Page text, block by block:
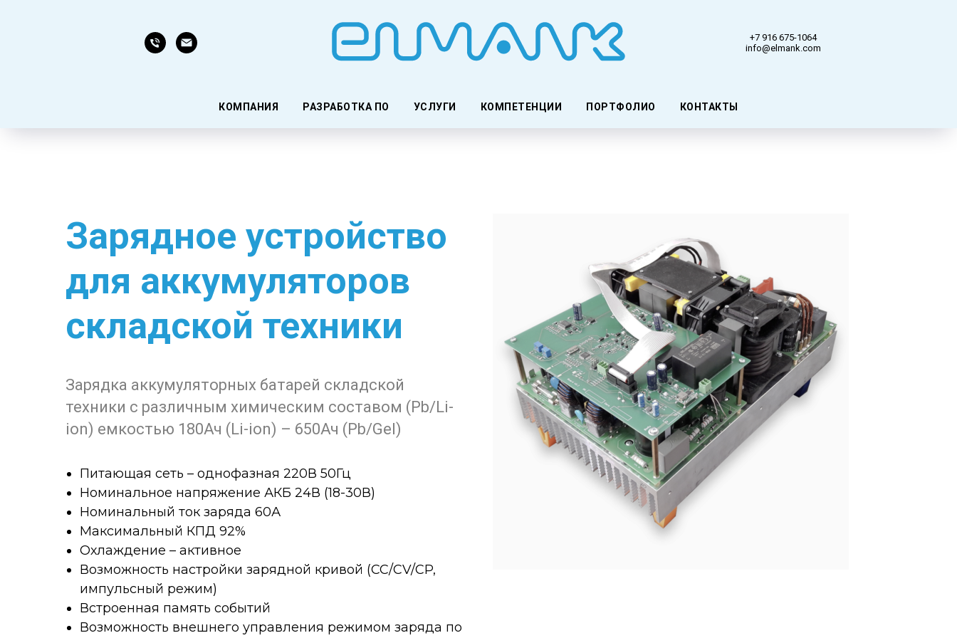
+7 916 675-1064
info@elmank.com
КОМПАНИЯ РАЗРАБОТКА ПО УСЛУГИ КОМПЕТЕНЦИИ ПОРТФОЛИО КОНТАКТЫ
Зарядное устройство
для аккумуляторов
складской техники
Зарядка аккумуляторных батарей складской
техники с различным химическим составом (Pb/Li-
ion) емкостью 180Ач (Li-ion) – 650Ач (Pb/Gel)
Питающая сеть – однофазная 220В 50Гц
Номинальное напряжение АКБ 24В (18-30В)
Номинальный ток заряда 60А
Максимальный КПД 92%
Охлаждение – активное
Возможность настройки зарядной кривой (CC/CV/CP,
импульсный режим)
Встроенная память событий
Возможность внешнего управления режимом заряда по